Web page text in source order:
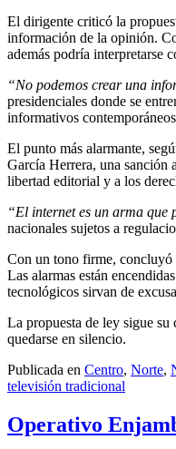
El dirigente criticó la
información de la opinión.
además podría interpretarse
“No podemos crear una
presidenciales donde se
informativos
El punto más alarmante,
García Herrera, una sanción
libertad editorial y a los
“El internet es un arma
nacionales sujetos a
Con un tono firme, concluyó
Las alarmas están
tecnológicos sirvan de
La propuesta de ley sigue
quedarse en silencio.
Publicada en Centro, Norte,
televisión tradicional
Operativo